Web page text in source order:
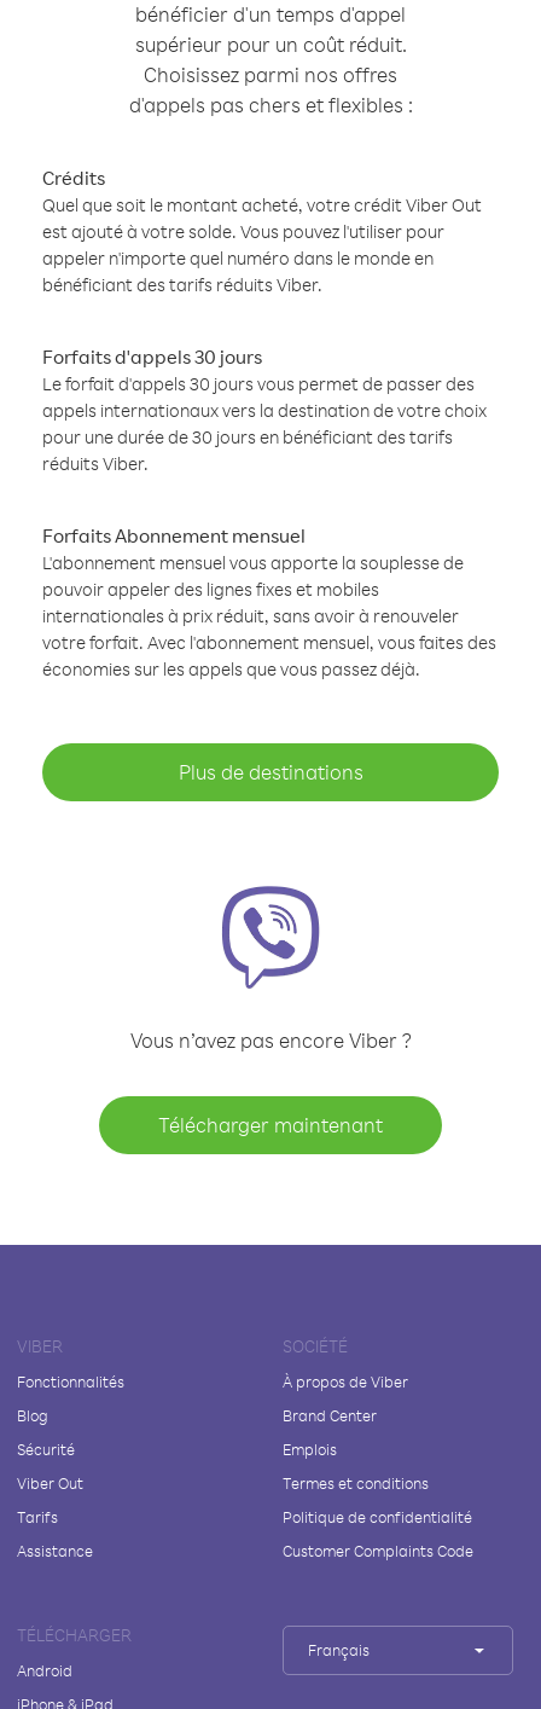
bénéficier d'un temps d'appel
supérieur pour un coût réduit.
Choisissez parmi nos offres
d'appels pas chers et flexibles :
Crédits
Quel que soit le montant acheté, votre crédit Viber Out
est ajouté à votre solde. Vous pouvez l'utiliser pour
appeler n'importe quel numéro dans le monde en
bénéficiant des tarifs réduits Viber.
Forfaits d'appels 30 jours
Le forfait d'appels 30 jours vous permet de passer des
appels internationaux vers la destination de votre choix
pour une durée de 30 jours en bénéficiant des tarifs
réduits Viber.
Forfaits Abonnement mensuel
L'abonnement mensuel vous apporte la souplesse de
pouvoir appeler des lignes fixes et mobiles
internationales à prix réduit, sans avoir à renouveler
votre forfait. Avec l'abonnement mensuel, vous faites des
économies sur les appels que vous passez déjà.
Plus de destinations
Vous n’avez pas encore Viber ?
Télécharger maintenant
VIBER
Fonctionnalités
Blog
Sécurité
Viber Out
Tarifs
Assistance
SOCIÉTÉ
À propos de Viber
Brand Center
Emplois
Termes et conditions
Politique de confidentialité
Customer Complaints Code
TÉLÉCHARGER
Android
iPhone & iPad
Français